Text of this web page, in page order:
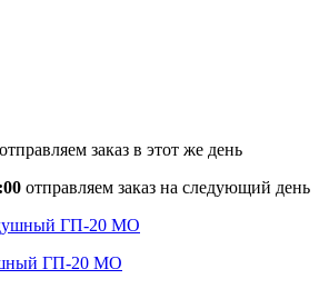
отправляем заказ в этот же день
отправляем заказ на следующий день
ГП-20 МО